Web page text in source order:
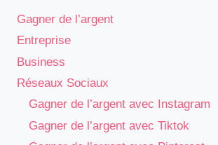
Gagner de l’argent
Entreprise
Business
Réseaux Sociaux
Gagner de l’argent avec Instagram
Gagner de l’argent avec Tiktok